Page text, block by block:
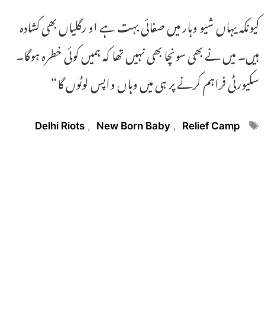
کیونکہ یہاں شیو وہار میں صفائی بہت ہے او رگلیاں بھی کشادہ
ہیں۔ میں نے بھی سونچا بھی نہیں تھا کہ ہمیں کوئی خطرہ ہوگا۔
سکیورٹی فراہم کرنے پر ہی میں وہاں واپس لوٹوں گا“
Tags
Delhi Riots , New Born Baby , Relief Camp